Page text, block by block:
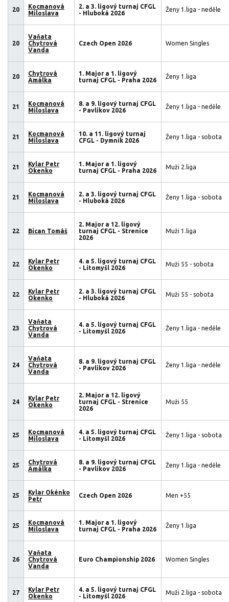
20
Kocmanová
Miloslava
2. a 3. ligový turnaj CFGL
- Hluboká 2026
Ženy 1.liga - neděle
20
Vaňata
Chytrová
Vanda
Czech Open 2026 Women Singles
20
Chytrová
Amálka
1. Major a 1. ligový
turnaj CFGL - Praha 2026
Ženy 1.liga
21
Kocmanová
Miloslava
8. a 9. ligový turnaj CFGL
- Pavlíkov 2026
Ženy 1.liga - neděle
21
Kocmanová
Miloslava
10. a 11. ligový turnaj
CFGL - Dymník 2026
Ženy 1.liga - sobota
21
Kylar Petr
Okenko
1. Major a 1. ligový
turnaj CFGL - Praha 2026
Muži 2.liga
21
Kocmanová
Miloslava
2. a 3. ligový turnaj CFGL
- Hluboká 2026
Ženy 1.liga - sobota
22 Bican Tomáš
2. Major a 12. ligový
turnaj CFGL - Strenice
2026
Muži 1.liga
22
Kylar Petr
Okenko
4. a 5. ligový turnaj CFGL
- Litomyšl 2026
Muži 55 - sobota
22
Kylar Petr
Okenko
2. a 3. ligový turnaj CFGL
- Hluboká 2026
Muži 55 - sobota
23
Vaňata
Chytrová
Vanda
4. a 5. ligový turnaj CFGL
- Litomyšl 2026
Ženy 1.liga - neděle
24
Vaňata
Chytrová
Vanda
8. a 9. ligový turnaj CFGL
- Pavlíkov 2026
Ženy 1.liga - neděle
24
Kylar Petr
Okenko
2. Major a 12. ligový
turnaj CFGL - Strenice
2026
Muži 55
25
Kocmanová
Miloslava
4. a 5. ligový turnaj CFGL
- Litomyšl 2026
Ženy 1.liga - sobota
25
Chytrová
Amálka
8. a 9. ligový turnaj CFGL
- Pavlíkov 2026
Ženy 1.liga - neděle
25
Kylar Okénko
Petr
Czech Open 2026 Men +55
25
Kocmanová
Miloslava
1. Major a 1. ligový
turnaj CFGL - Praha 2026
Ženy 1.liga
26
Vaňata
Chytrová
Vanda
Euro Championship 2026 Women Singles
27
Kylar Petr
Okenko
4. a 5. ligový turnaj CFGL
- Litomyšl 2026
Muži 2.liga - sobota